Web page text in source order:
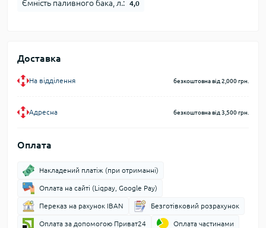
Ємність паливного бака, л.: 4,0
Доставка
На відділення безкоштовна від 2,000 грн.
Адресна безкоштовна від 3,500 грн.
Оплата
Накладений платіж (при отриманні)
Оплата на сайті (Liqpay, Google Pay)
Переказ на рахунок IBAN Безготівковий розрахунок
Оплата за допомогою Приват24 Оплата частинами